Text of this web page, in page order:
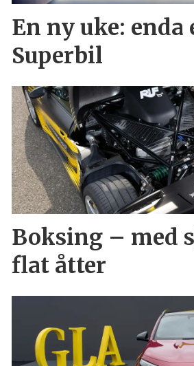
En ny uke: enda
Superbil
Boksing – med
flat åtter